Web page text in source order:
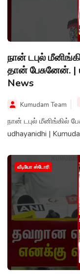
நான் டபுல்
தான் பேசுனேன். |
News
Kumudam Team
நான் டபுல் மீனிங்கில்
udhayanidhi |
வீடியோ ஸ்டோரி